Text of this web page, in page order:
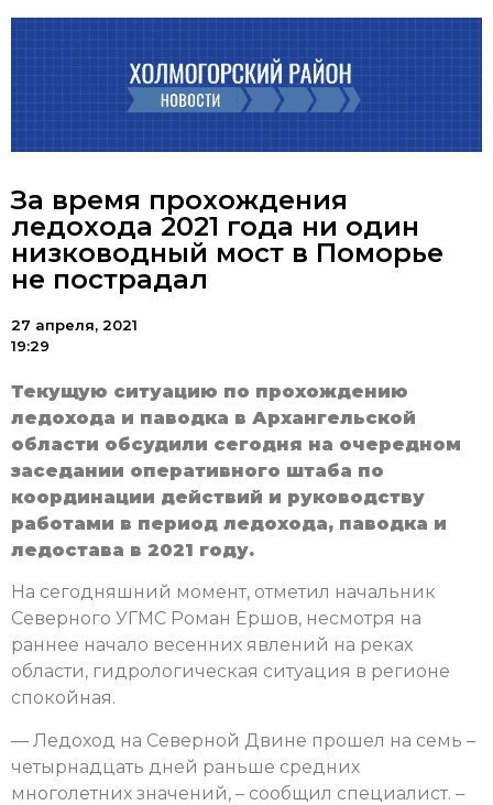
За время прохождения
ледохода 2021 года ни один
низководный мост в Поморье
не пострадал
27 апреля, 2021
19:29
Текущую ситуацию по прохождению
ледохода и паводка в Архангельской
области обсудили сегодня на очередном
заседании оперативного штаба по
координации действий и руководству
работами в период ледохода, паводка и
ледостава в 2021 году.
На сегодняшний момент, отметил начальник
Северного УГМС Роман Ершов, несмотря на
раннее начало весенних явлений на реках
области, гидрологическая ситуация в регионе
спокойная.
— Ледоход на Северной Двине прошел на семь –
четырнадцать дней раньше средних
многолетних значений, – сообщил специалист. –